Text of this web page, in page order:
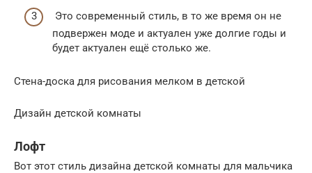
Это современный стиль, в то же время он не
подвержен моде и актуален уже долгие годы и
будет актуален ещё столько же.
Стена-доска для рисования мелком в детской
Дизайн детской комнаты
Лофт
Вот этот стиль дизайна детской комнаты для мальчика